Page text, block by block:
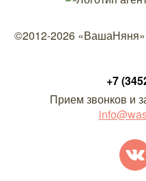
©2012-2026 «ВашаНяня»
+7
Прием звонков и